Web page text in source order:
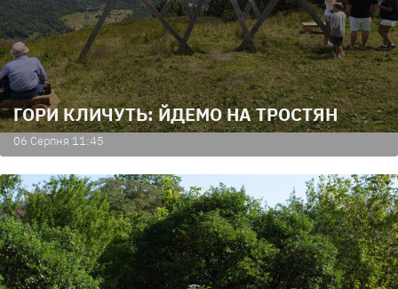
ГОРИ КЛИЧУТЬ: ЙДЕМО НА ТРОСТЯН
06 Серпня 11:45